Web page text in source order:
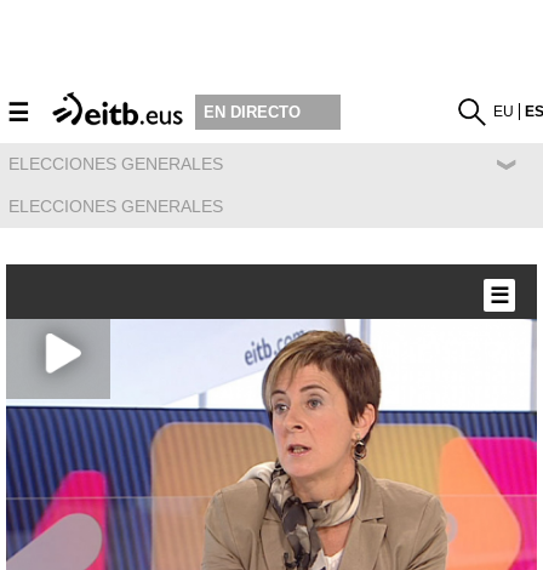
☰ EN DIRECTO EU
ELECCIONES GENERALES
ELECCIONES GENERALES
☰